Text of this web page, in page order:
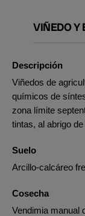
VIÑEDO Y
Descripción
Viñedos de
químicos de
zona límite
tintas, al abrigo
Suelo
Arcillo-calcáreo
Cosecha
Vendimia manual